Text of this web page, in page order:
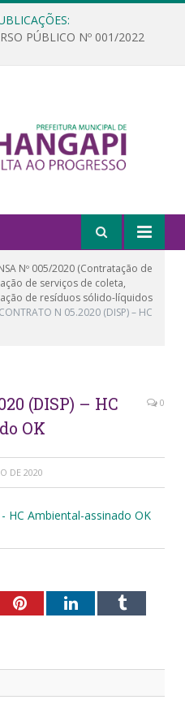
PÚBLICO Nº 001/2022
Nº 005/2020 (Contratação de
de serviços de coleta,
de resíduos sólido-líquidos
CONTRATO N 05.2020 (DISP) – HC
(DISP) – HC
OK
0
DE 2020
HC Ambiental-assinado OK
PinterestLinkedInTumblr